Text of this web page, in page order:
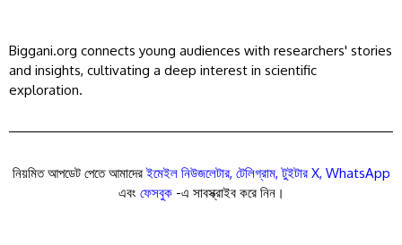
Biggani.org connects young audiences with researchers' stories
and insights, cultivating a deep interest in scientific
exploration.
নিয়মিত আপডেট পেতে আমাদেরইমেইল নিউজলেটার, টেলিগ্রাম,টুইটার X, WhatsApp
এবং ফেসবুক-এ সাবস্ক্রাইব করে নিন।